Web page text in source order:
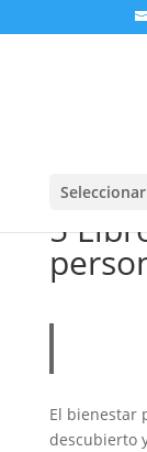
5
El bienestar
descubierto